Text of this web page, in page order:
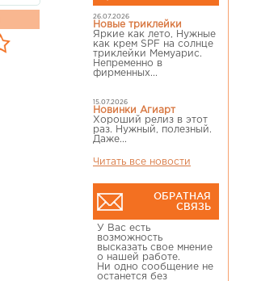
26.07.2026
Новые триклейки
Яркие как лето, Нужные
как крем SPF на солнце
триклейки Мемуарис.
Непременно в
фирменных...
15.07.2026
Новинки Агиарт
Хороший релиз в этот
раз. Нужный, полезный.
Даже...
Читать все новости
ОБРАТНАЯ
СВЯЗЬ
У Вас есть
возможность
высказать свое мнение
о нашей работе.
Ни одно сообщение не
останется без